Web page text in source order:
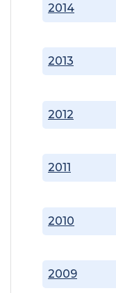
2009
2010
2011
2012
2013
2014